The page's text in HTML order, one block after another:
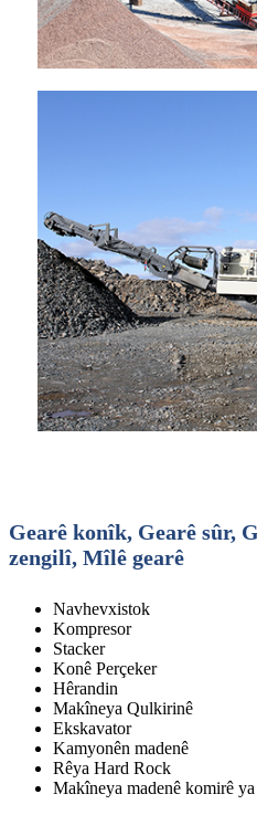
Gearê konîk, Gearê sûr,
zengilî, Mîlê gearê
Navhevxistok
Kompresor
Stacker
Konê Perçeker
Hêrandin
Makîneya Qulkirinê
Ekskavator
Kamyonên madenê
Rêya Hard Rock
Makîneya madenê komirê